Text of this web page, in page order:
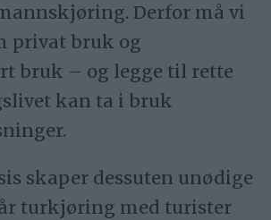
Derfor må vi
privat bruk og
bruk – og legge til rette
kan ta i bruk
skaper dessuten unødige
turkjøring med turister